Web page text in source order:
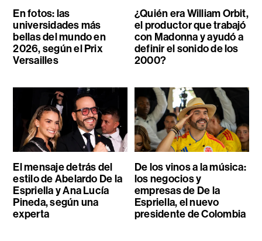
En fotos: las
universidades más
bellas del mundo en
2026, según el Prix
Versailles
¿Quién era William Orbit,
el productor que trabajó
con Madonna y ayudó a
definir el sonido de los
2000?
El mensaje detrás del
estilo de Abelardo De la
Espriella y Ana Lucía
Pineda, según una
experta
De los vinos a la música:
los negocios y
empresas de De la
Espriella, el nuevo
presidente de Colombia